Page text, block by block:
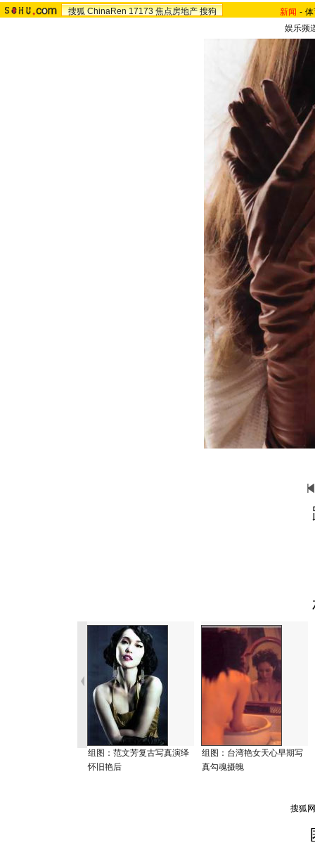
搜狐 ChinaRen 17173 焦点房地产 搜狗 新闻 -
娱乐频
组图：范文芳复古写真演绎
怀旧艳后
组图：台湾艳女天心早期写
真勾魂摄魄